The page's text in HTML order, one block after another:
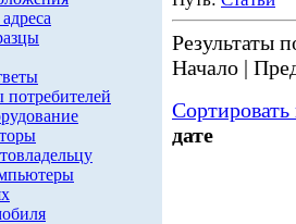
Результаты
Начало |
дате